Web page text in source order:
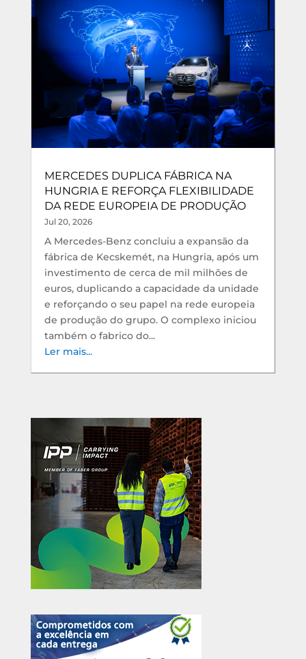
MERCEDES DUPLICA FÁBRICA NA
HUNGRIA E REFORÇA FLEXIBILIDADE
DA REDE EUROPEIA DE PRODUÇÃO
Jul 20, 2026
A Mercedes-Benz concluiu a expansão da
fábrica de Kecskemét, na Hungria, após um
investimento de cerca de mil milhões de
euros, duplicando a capacidade da unidade
e reforçando o seu papel na rede europeia
de produção do grupo. O complexo iniciou
também o fabrico do...
Ler mais...